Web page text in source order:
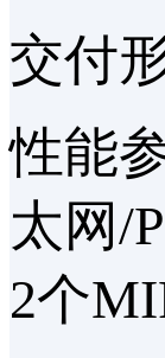
交付
性能
太网/
2个